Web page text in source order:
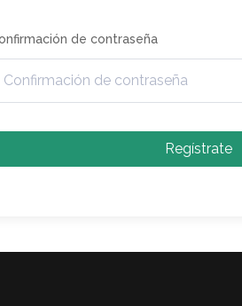
de contraseña
Regístrate